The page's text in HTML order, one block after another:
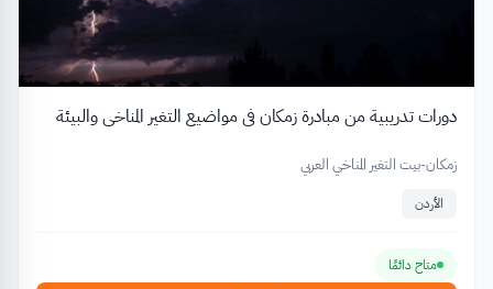
دورات تدريبية من مبادرة زمكان في مواضيع التغير المناخي والبيئة
زمكان-بيت التغير المناخي العربي
الأردن
متاح دائمًا